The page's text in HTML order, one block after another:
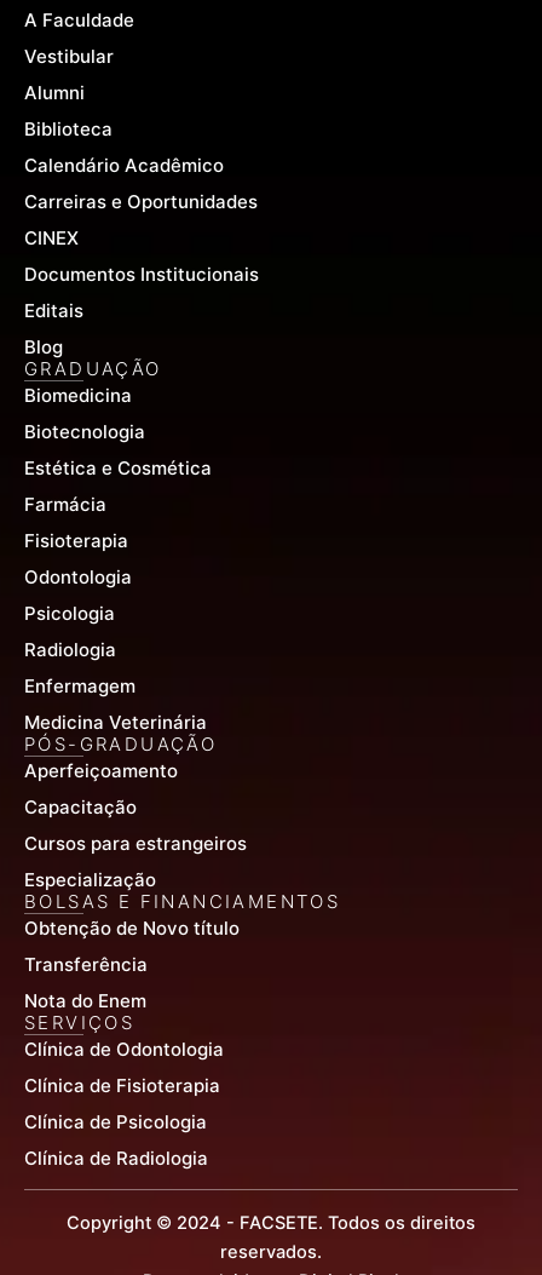
k
f
A Faculdade
Vestibular
Alumni
Biblioteca
Calendário Acadêmico
Carreiras e Oportunidades
CINEX
Documentos Institucionais
Editais
Blog
GRADUAÇÃO
Biomedicina
Biotecnologia
Estética e Cosmética
Farmácia
Fisioterapia
Odontologia
Psicologia
Radiologia
Enfermagem
Medicina Veterinária
PÓS-GRADUAÇÃO
Aperfeiçoamento
Capacitação
Cursos para estrangeiros
Especialização
BOLSAS E FINANCIAMENTOS
Obtenção de Novo título
Transferência
Nota do Enem
SERVIÇOS
Clínica de Odontologia
Clínica de Fisioterapia
Clínica de Psicologia
Clínica de Radiologia
Copyright © 2024 - FACSETE. Todos os direitos
reservados.